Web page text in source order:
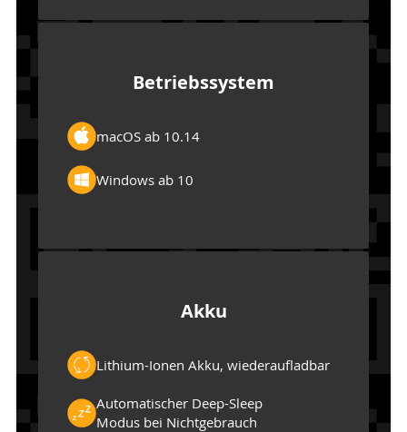
Betriebssystem
macOS ab 10.14
Windows ab 10
Akku
Lithium-Ionen Akku, wiederaufladbar
Automatischer Deep-Sleep
Modus bei Nichtgebrauch